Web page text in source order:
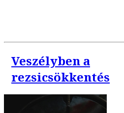
Veszélyben a
rezsicsökkentés